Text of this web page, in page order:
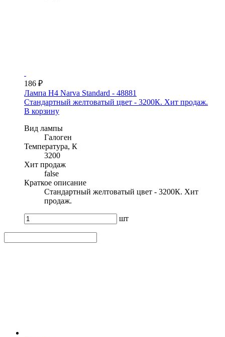
186 ₽
Лампа H4 Narva Standard - 48881
Стандартный желтоватый цвет - 3200К. Хит продаж.
В корзину
Вид лампы
Галоген
Температура, К
3200
Хит продаж
false
Краткое описание
Стандартный желтоватый цвет - 3200К. Хит
продаж.
шт